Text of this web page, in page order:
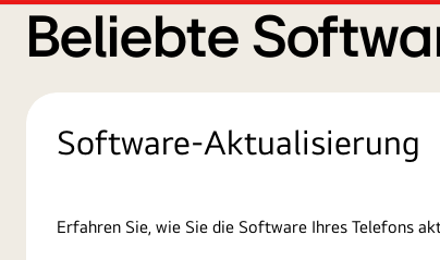
Beliebte
Software-Aktualisierung
Erfahren Sie, wie Sie die Software Ihres Telefons